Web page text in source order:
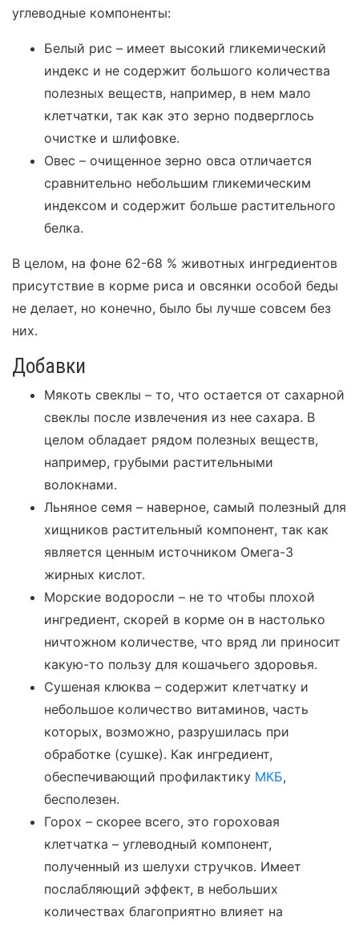
углеводные компоненты:
Белый рис – имеет высокий гликемический
индекс и не содержит большого количества
полезных веществ, например, в нем мало
клетчатки, так как это зерно подверглось
очистке и шлифовке.
Овес – очищенное зерно овса отличается
сравнительно небольшим гликемическим
индексом и содержит больше растительного
белка.
В целом, на фоне 62-68 % животных ингредиентов
присутствие в корме риса и овсянки особой беды
не делает, но конечно, было бы лучше совсем без
них.
Добавки
Мякоть свеклы – то, что остается от сахарной
свеклы после извлечения из нее сахара. В
целом обладает рядом полезных веществ,
например, грубыми растительными
волокнами.
Льняное семя – наверное, самый полезный для
хищников растительный компонент, так как
является ценным источником Омега-3
жирных кислот.
Морские водоросли – не то чтобы плохой
ингредиент, скорей в корме он в настолько
ничтожном количестве, что вряд ли приносит
какую-то пользу для кошачьего здоровья.
Сушеная клюква – содержит клетчатку и
небольшое количество витаминов, часть
которых, возможно, разрушилась при
обработке (сушке). Как ингредиент,
обеспечивающий профилактику МКБ,
бесполезен.
Горох – скорее всего, это гороховая
клетчатка – углеводный компонент,
полученный из шелухи стручков. Имеет
послабляющий эффект, в небольших
количествах благоприятно влияет на